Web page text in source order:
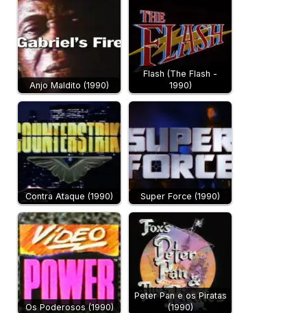
Anjo Maldito (1990)
Flash (The Flash -
1990)
Contra Ataque (1990) Super Force (1990)
Os Poderosos (1990)
Peter Pan e os Piratas
(1990)